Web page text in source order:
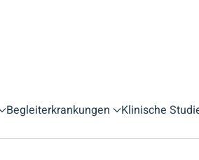
Begleiterkrankungen Klinische